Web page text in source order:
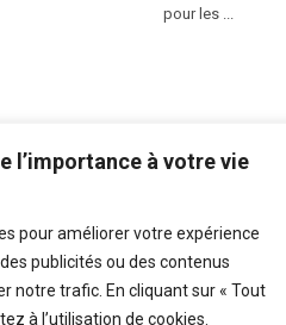
l’importance à votre vie
pour améliorer votre expérience
publicités ou des contenus
notre trafic. En cliquant sur « Tout
à l’utilisation de cookies.
pour les ...
de confidentialité